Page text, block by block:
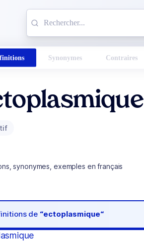
Synonymes Contraires
synonymes, exemples en français
de “ectoplasmique“